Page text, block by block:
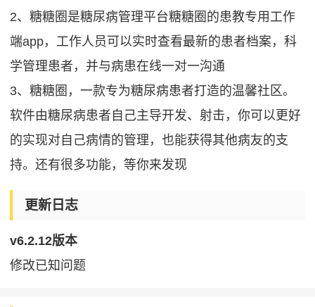
2、糖糖圈是糖尿病管理平台糖糖圈的患教专用工作
端app，工作人员可以实时查看最新的患者档案，科
学管理患者，并与病患在线一对一沟通
3、糖糖圈，一款专为糖尿病患者打造的温馨社区。
软件由糖尿病患者自己主导开发、射击，你可以更好
的实现对自己病情的管理，也能获得其他病友的支
持。还有很多功能，等你来发现
更新日志
v6.2.12版本
修改已知问题